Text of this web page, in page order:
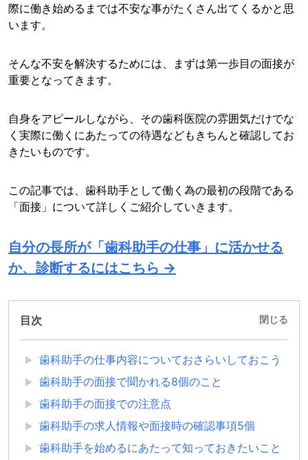
際に働き始めるまでは不安な事がたくさん出てくるかと思
います。
そんな不安を解決するためには、まずは第一歩目の面接が
重要となってきます。
自身をアピールしながら、その歯科医院の雰囲気だけでな
く実際に働くにあたっての待遇などもきちんと確認してお
きたいものです。
この記事では、歯科助手として働く為の最初の段階である
「面接」について詳しくご紹介していきます。
自分の長所が「歯科助手の仕事 」に活かせる
か、診断するにはこちら →
目次 閉じる
歯科助手の仕事内容についておさらいしておこう
歯科助手の面接で聞かれる8個のこと
歯科助手の面接での注意点
歯科助手の求人情報や面接時の確認事項5個
歯科助手を始めるにあたって知っておきたいこと